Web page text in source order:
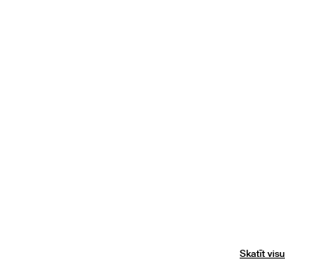
Skatīt visu